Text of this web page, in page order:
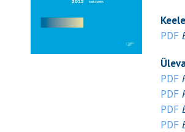
PDF
PDF
PDF
PDF
PDF